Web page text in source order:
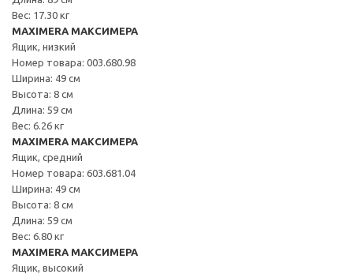
Вес: 17.30 кг
MAXIMERA МАКСИМЕРА
Ящик, низкий
Номер товара: 003.680.98
Ширина: 49 см
Высота: 8 см
Длина: 59 см
Вес: 6.26 кг
MAXIMERA МАКСИМЕРА
Ящик, средний
Номер товара: 603.681.04
Ширина: 49 см
Высота: 8 см
Длина: 59 см
Вес: 6.80 кг
MAXIMERA МАКСИМЕРА
Ящик, высокий